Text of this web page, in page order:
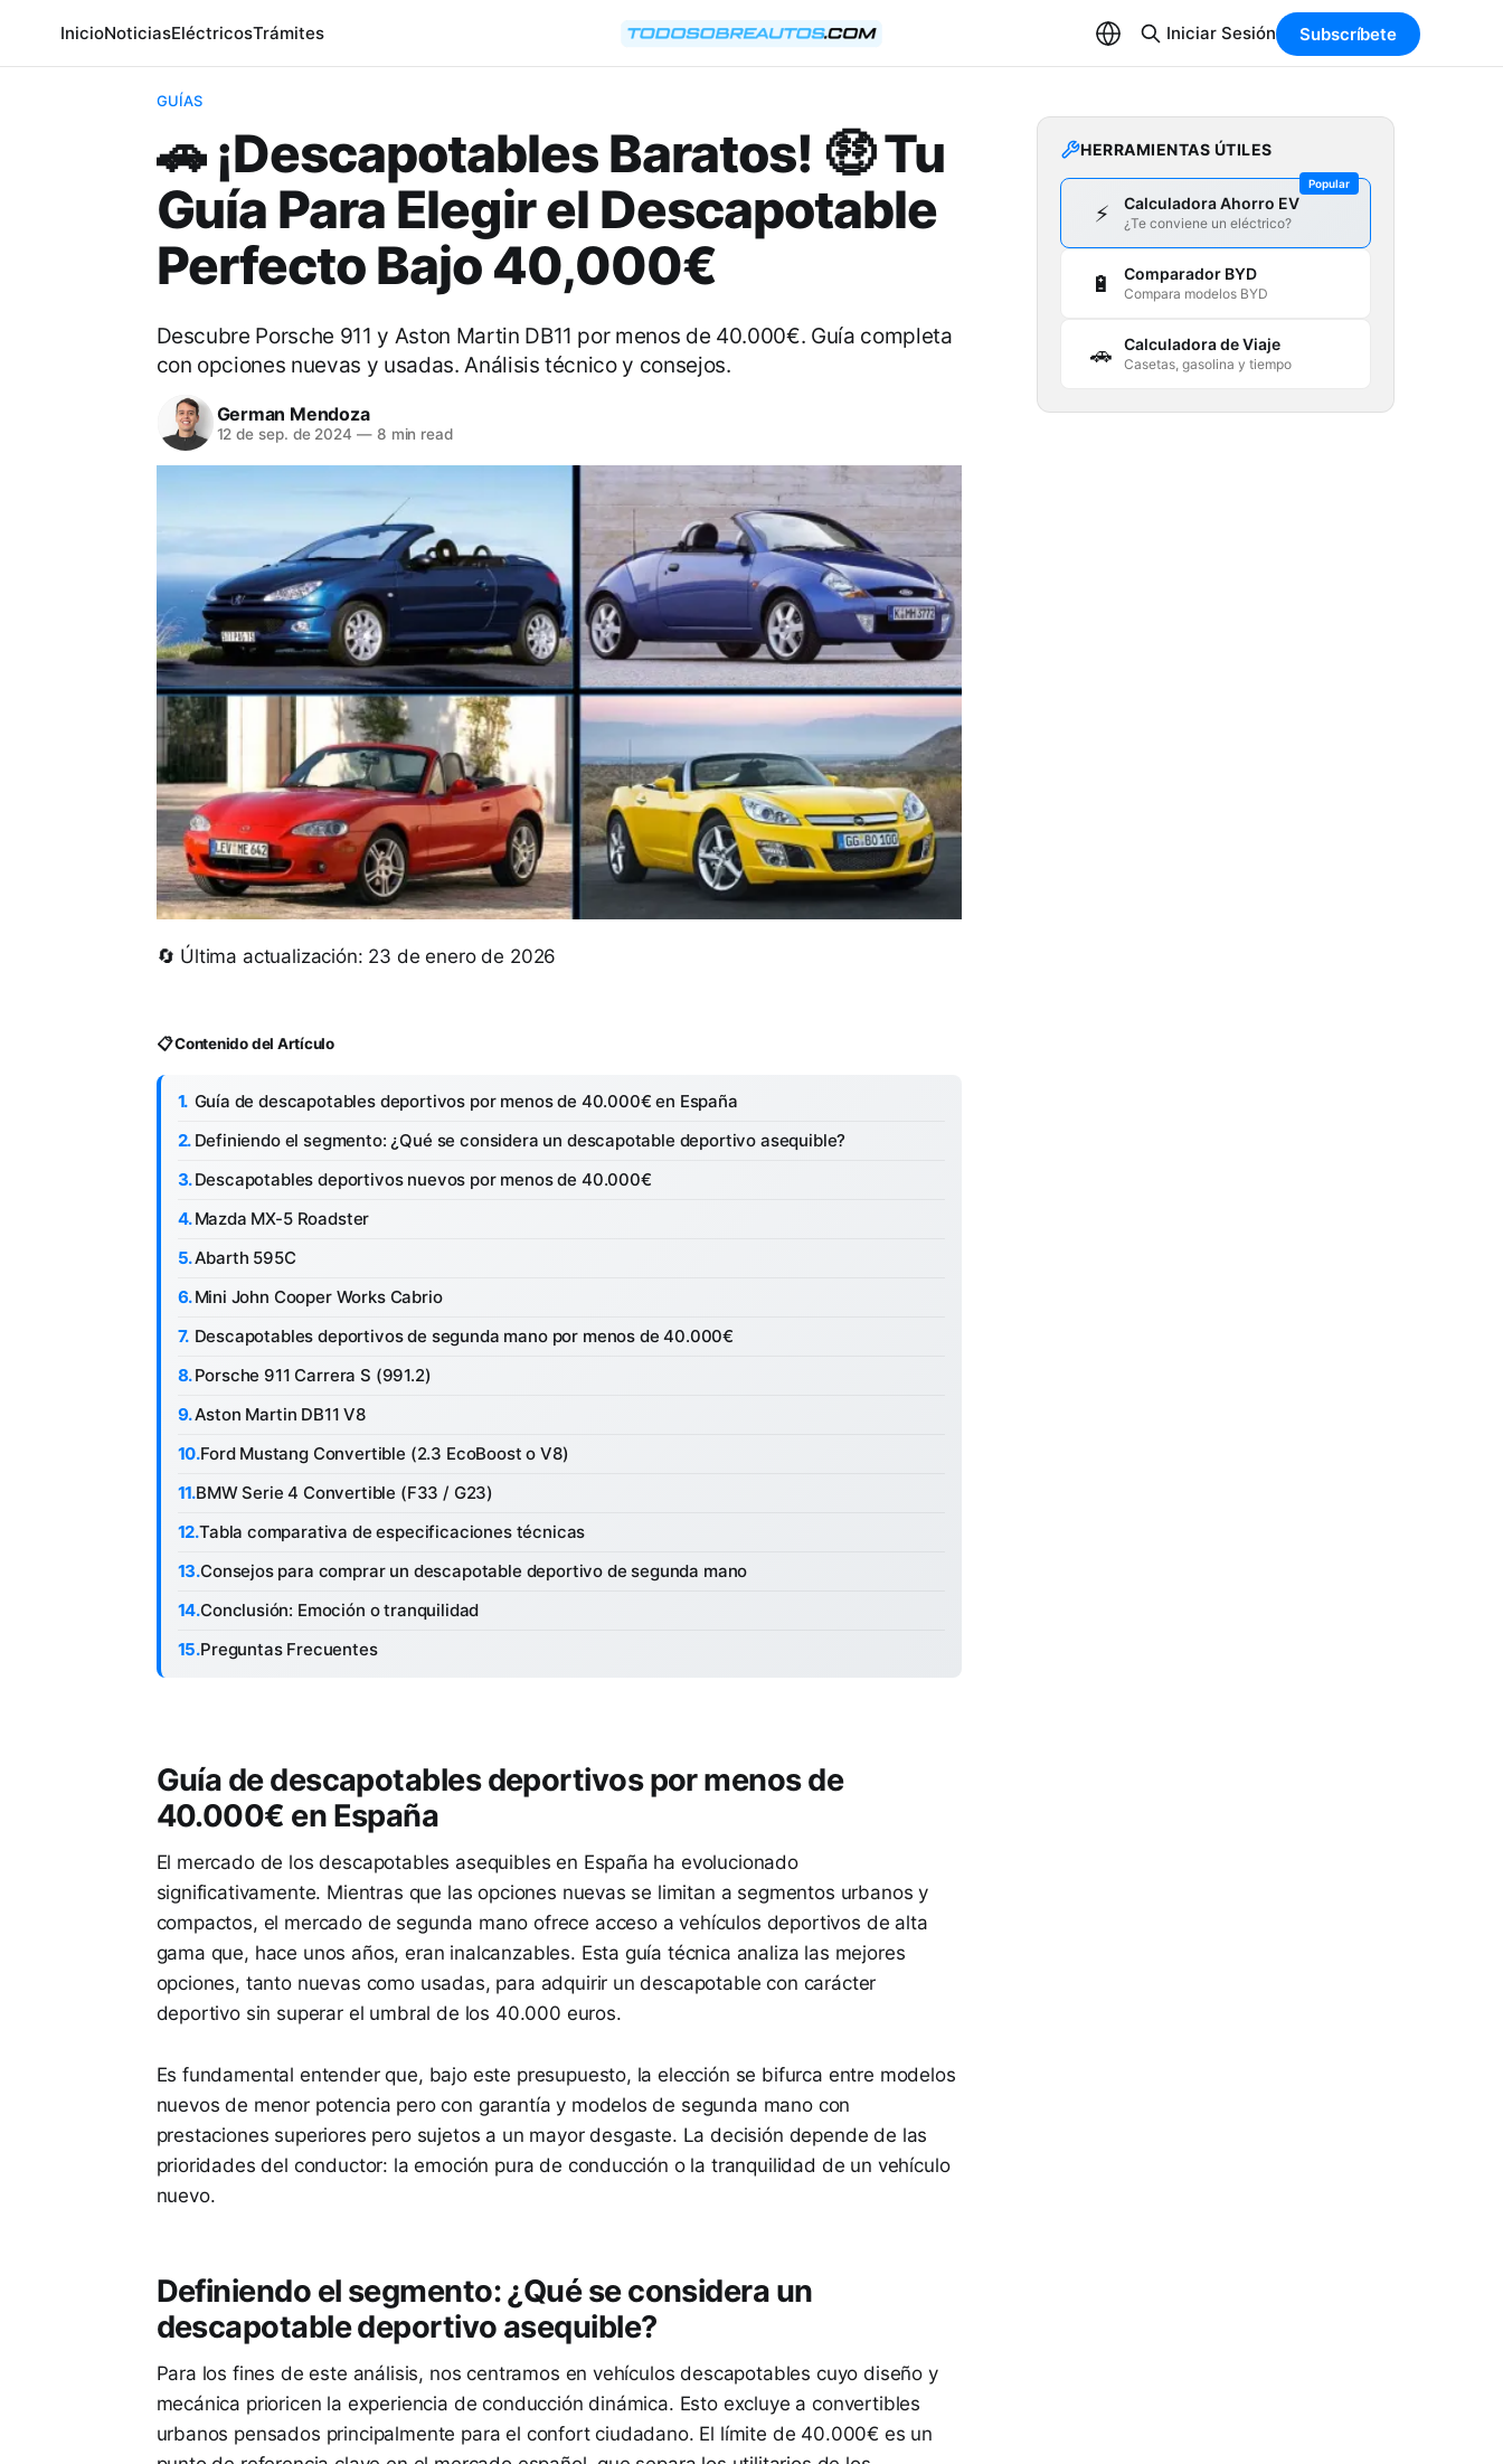
InicioNoticiasEléctricosTrámites Iniciar Sesión Subscríbete
GUÍAS
🚗 ¡Descapotables Baratos! 🤑 Tu
Guía Para Elegir el Descapotable
Perfecto Bajo 40,000€
Descubre Porsche 911 y Aston Martin DB11 por menos de 40.000€. Guía completa
con opciones nuevas y usadas. Análisis técnico y consejos.
German Mendoza
12 de sep. de 2024 —8 min read
🔄 Última actualización: 23 de enero de 2026
📋 Contenido del Artículo
Guía de descapotables deportivos por menos de 40.000€ en España
Definiendo el segmento: ¿Qué se considera un descapotable deportivo asequible?
Descapotables deportivos nuevos por menos de 40.000€
Mazda MX-5 Roadster
Abarth 595C
Mini John Cooper Works Cabrio
Descapotables deportivos de segunda mano por menos de 40.000€
Porsche 911 Carrera S (991.2)
Aston Martin DB11 V8
Ford Mustang Convertible (2.3 EcoBoost o V8)
BMW Serie 4 Convertible (F33 / G23)
Tabla comparativa de especificaciones técnicas
Consejos para comprar un descapotable deportivo de segunda mano
Conclusión: Emoción o tranquilidad
Preguntas Frecuentes
Guía de descapotables deportivos por menos de
40.000€ en España
El mercado de los descapotables asequibles en España ha evolucionado
significativamente. Mientras que las opciones nuevas se limitan a segmentos urbanos y
compactos, el mercado de segunda mano ofrece acceso a vehículos deportivos de alta
gama que, hace unos años, eran inalcanzables. Esta guía técnica analiza las mejores
opciones, tanto nuevas como usadas, para adquirir un descapotable con carácter
deportivo sin superar el umbral de los 40.000 euros.
Es fundamental entender que, bajo este presupuesto, la elección se bifurca entre modelos
nuevos de menor potencia pero con garantía y modelos de segunda mano con
prestaciones superiores pero sujetos a un mayor desgaste. La decisión depende de las
prioridades del conductor: la emoción pura de conducción o la tranquilidad de un vehículo
nuevo.
Definiendo el segmento: ¿Qué se considera un
descapotable deportivo asequible?
Para los fines de este análisis, nos centramos en vehículos descapotables cuyo diseño y
mecánica prioricen la experiencia de conducción dinámica. Esto excluye a convertibles
urbanos pensados principalmente para el confort ciudadano. El límite de 40.000€ es un
HERRAMIENTAS ÚTILES
Popular
⚡ Calculadora Ahorro EV
¿Te conviene un eléctrico?
🔋 Comparador BYD
Compara modelos BYD
🚗 Calculadora de Viaje
Casetas, gasolina y tiempo